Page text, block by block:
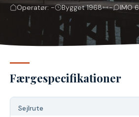
Operatør: - Bygget 1968 - IMO
Færgespecifikationer
Sejlrute